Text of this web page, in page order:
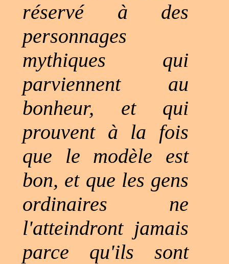
réservé à des
personnages
mythiques qui
parviennent au
bonheur, et qui
prouvent à la fois
que le modèle est
bon, et que les gens
ordinaires ne
l'atteindront jamais
parce qu'ils sont